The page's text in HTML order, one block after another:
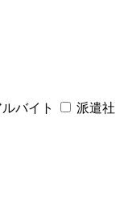
ルバイト
派遣社